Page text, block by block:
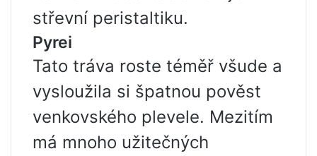
střevní peristaltiku.
Pyrei
Tato tráva roste téměř všude a
vysloužila si špatnou pověst
venkovského plevele. Mezitím
má mnoho užitečných